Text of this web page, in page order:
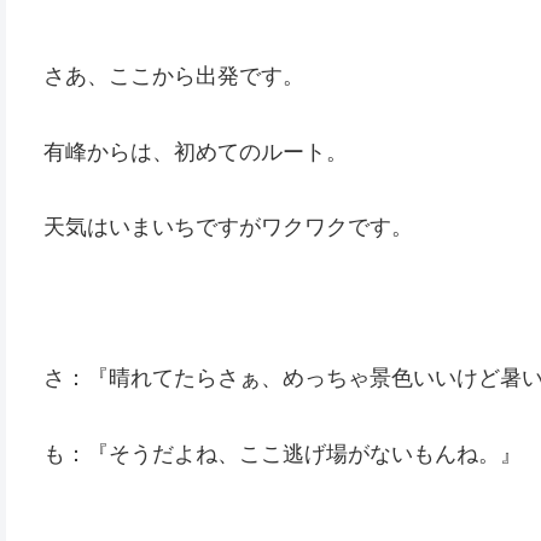
さあ、ここから出発です。
有峰からは、初めてのルート。
天気はいまいちですがワクワクです。
さ：『晴れてたらさぁ、めっちゃ景色いいけど暑い
も：『そうだよね、ここ逃げ場がないもんね。』